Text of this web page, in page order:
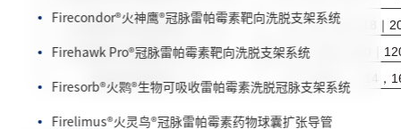
Firecondor® 火神鹰®冠脉雷帕霉素靶向洗脱支架系统
Firehawk Pro®冠脉雷帕霉素靶向洗脱支架系统
Firesorb® 火鹮®生物可吸收雷帕霉素洗脱冠脉支架系统
Firelimus® 火灵鸟®冠脉雷帕霉素药物球囊扩张导管
分支覆膜支架远端直径（mm） 10｜13｜16 ｜
分支覆膜支架覆膜长度（mm） 80｜90｜
输送器外鞘直径（
F ） 12 （分支） ｜ ，